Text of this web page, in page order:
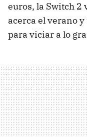
euros, la Switch 2
acerca el verano
para viciar a lo